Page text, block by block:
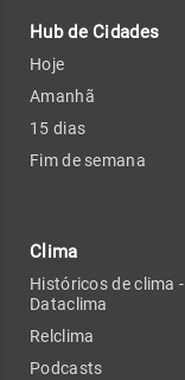
Hub de Cidades
Hoje
Amanhã
15 dias
Fim de semana
Clima
Históricos de clima -
Dataclima
Relclima
Podcasts